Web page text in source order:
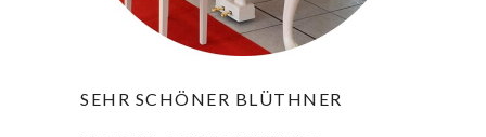
SEHR SCHÖNER BLÜTHNER